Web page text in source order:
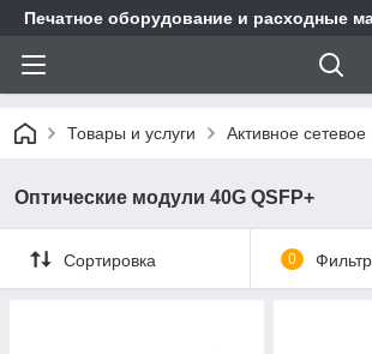
Печатное оборудование и расходные
Товары и услуги Активное сетевое
Оптические модули 40G QSFP+
Сортировка 0